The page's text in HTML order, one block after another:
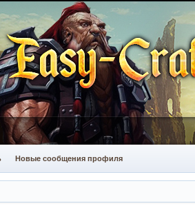
Новые сообщения профиля